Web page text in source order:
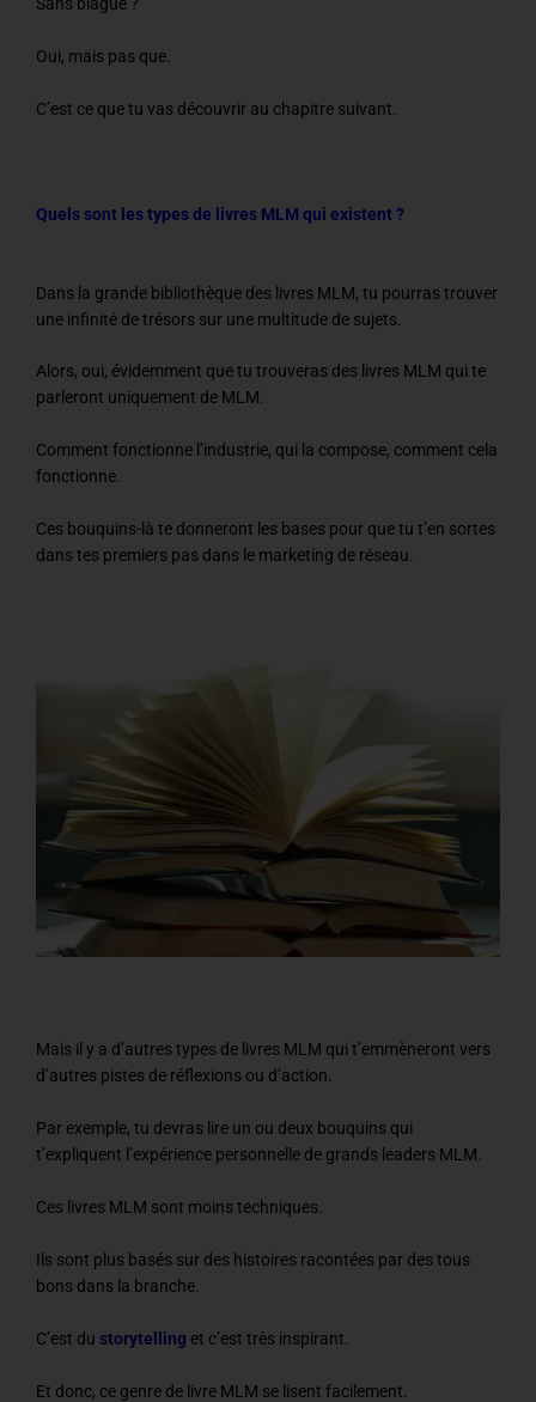
Oui, mais pas que.
C’est ce que tu vas découvrir au chapitre suivant.
Quels sont les types de livres MLM qui existent ?
Dans la grande bibliothèque des livres MLM, tu pourras trouver
une infinité de trésors sur une multitude de sujets.
Alors, oui, évidemment que tu trouveras des livres MLM qui te
parleront uniquement de MLM.
Comment fonctionne l’industrie, qui la compose, comment cela
fonctionne.
Ces bouquins-là te donneront les bases pour que tu t’en sortes
dans tes premiers pas dans le marketing de réseau.
Mais il y a d’autres types de livres MLM qui t’emmèneront vers
d’autres pistes de réflexions ou d’action.
Par exemple, tu devras lire un ou deux bouquins qui
t’expliquent l’expérience personnelle de grands leaders MLM.
Ces livres MLM sont moins techniques.
Ils sont plus basés sur des histoires racontées par des tous
bons dans la branche.
C’est du storytelling et c’est très inspirant.
Et donc, ce genre de livre MLM se lisent facilement.